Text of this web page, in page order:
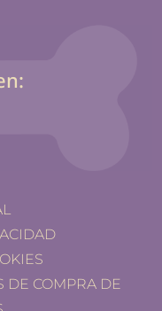
DE COMPRA DE